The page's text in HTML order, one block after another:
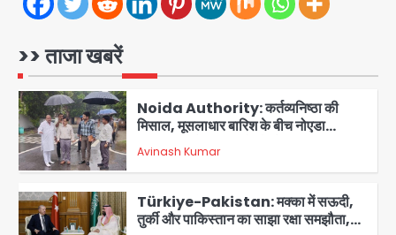
>> ताजा खबरें
1
Felix Hospital Noida: फेलिक्स
2
Noida Authority: कर्तव्यनिष्ठा की
मिसाल, मूसलाधार बारिश के बीच नोएडा
प्राधिकरण ने संभाला मोर्चा, सेक्टर 105
आरडब्ल्यूए ने जताया आभार
Avinash Kumar
Türkiye-Pakistan: मक्का में सऊदी,
तुर्की और पाकिस्तान का साझा रक्षा समझौता,